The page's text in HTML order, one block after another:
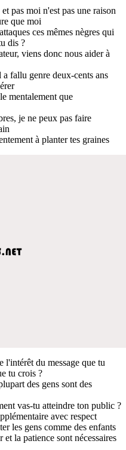
pas moi n'est pas une raison
que moi
ces mêmes nègres qui
dis ?
viens donc nous aider à
fallu genre deux-cents ans
mentalement que
je ne peux pas faire
à planter tes graines
l'intérêt du message que tu
tu crois ?
des gens sont des
vas-tu atteindre ton public ?
avec respect
les gens comme des enfants
la patience sont nécessaires